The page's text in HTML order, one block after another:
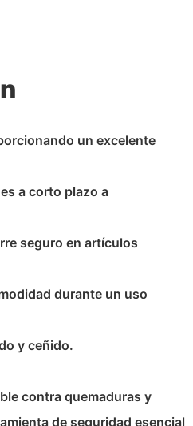
un excelente
a corto plazo a
seguro en artículos
durante un uso
y ceñido.
contra quemaduras y
de seguridad esencial